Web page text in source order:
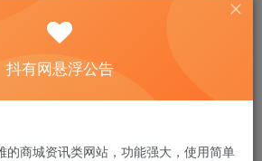
，直接拉满到192G，了解过4根现
6000频率的主板。还是出了直接入
以后价格下来了插满。
根64G价格还是差不少。出了容量不
抖有网悬浮公告
的商城资讯类网站，功能强大，使用简单